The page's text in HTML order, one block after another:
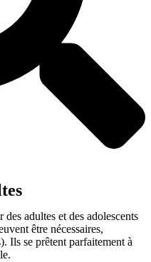
adultes et des adolescents
être nécessaires,
Ils se prêtent parfaitement à